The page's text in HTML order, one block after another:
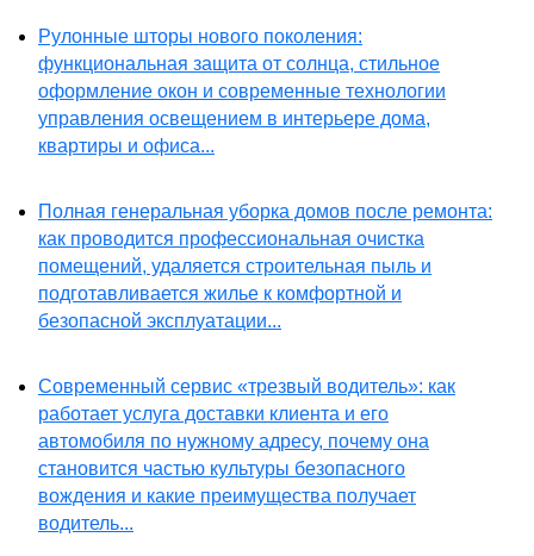
Рулонные шторы нового поколения:
функциональная защита от солнца, стильное
оформление окон и современные технологии
управления освещением в интерьере дома,
квартиры и офиса...
Полная генеральная уборка домов после ремонта:
как проводится профессиональная очистка
помещений, удаляется строительная пыль и
подготавливается жилье к комфортной и
безопасной эксплуатации...
Современный сервис «трезвый водитель»: как
работает услуга доставки клиента и его
автомобиля по нужному адресу, почему она
становится частью культуры безопасного
вождения и какие преимущества получает
водитель...